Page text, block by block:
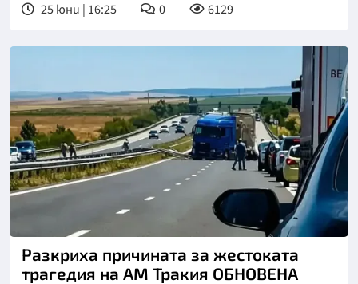
25 юни | 16:25 0 6129
Разкриха причината за жестоката
трагедия на АМ Тракия ОБНОВЕНА